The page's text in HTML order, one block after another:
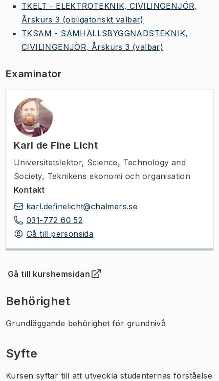
TKELT - ELEKTROTEKNIK, CIVILINGENJÖR,
Årskurs 3 (obligatoriskt valbar)
TKSAM - SAMHÄLLSBYGGNADSTEKNIK,
CIVILINGENJÖR, Årskurs 3 (valbar)
Examinator
Karl de Fine Licht
Universitetslektor, Science, Technology and
Society, Teknikens ekonomi och organisation
Kontakt
karl.definelicht@chalmers.se
031-772 60 52
Gå till personsida
Gå till kurshemsidan
(Öppnas i ny flik)
Behörighet
Grundläggande behörighet för grundnivå
Syfte
Kursen syftar till att utveckla studenternas förståelse